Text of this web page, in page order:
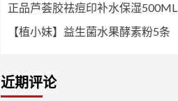
正品芦荟胶祛痘印补水保湿500ML
【植小妹】益生菌水果酵素粉5条
近期评论